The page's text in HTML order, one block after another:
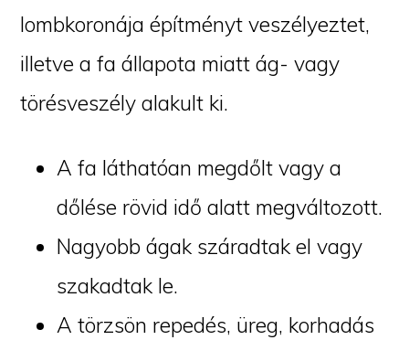
lombkoronája építményt veszélyeztet,
illetve a fa állapota miatt ág- vagy
törésveszély alakult ki.
A fa láthatóan megdőlt vagy a
dőlése rövid idő alatt megváltozott.
Nagyobb ágak száradtak el vagy
szakadtak le.
A törzsön repedés, üreg, korhadás